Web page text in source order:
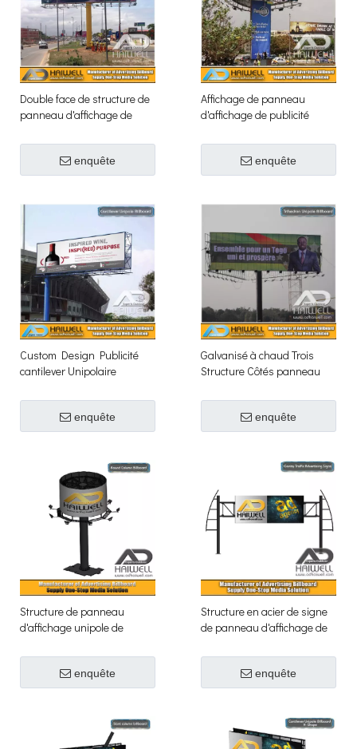
Double face de structure de
panneau d'affichage de
de colonne
enquête
Affichage de panneau
d'affichage de publicité
d'arc
enquête
Custom Design Publicité
cantilever Unipolaire
Chine Fournisseurs
enquête
Galvanisé à chaud Trois
Structure Côtés panneau
enquête
Structure de panneau
d'affichage unipole de
rond
enquête
Structure en acier de signe
de panneau d'affichage de
portique de route s'étendant
enquête